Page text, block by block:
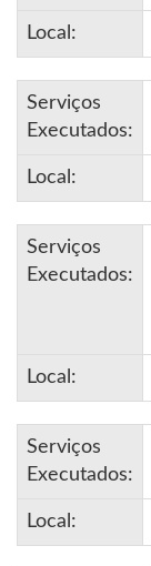
Local:
Serviços
Executados:
Local:
Serviços
Executados:
Local:
Serviços
Executados:
Local: